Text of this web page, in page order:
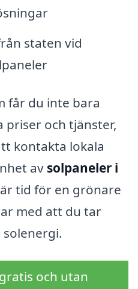
staten vid
får du inte bara
och tjänster,
kontakta lokala
av solpaneler i
tid för en grönare
med att du tar
och utan